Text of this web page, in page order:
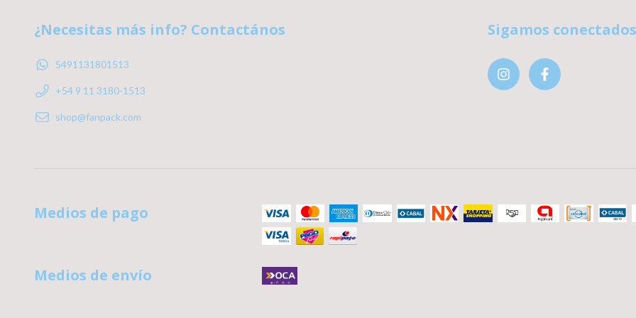
¿Necesitas más info? Contactános
5491131801513
+54 9 11 3180-1513
shop@fanpack.com
Sigamos conectados
Medios de pago
Medios de envío